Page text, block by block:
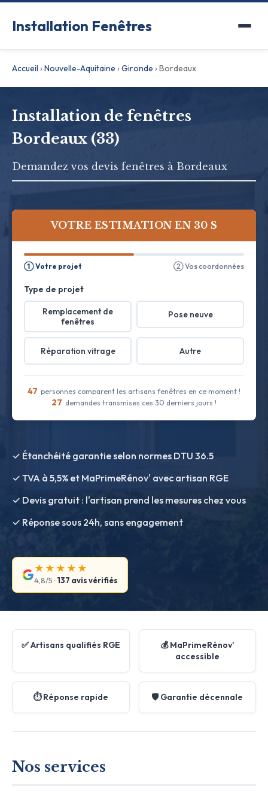
Installation Fenêtres
Accueil ›Nouvelle-Aquitaine ›Gironde ›Bordeaux
Installation de fenêtres
Bordeaux (33)
Demandez vos devis fenêtres à Bordeaux
VOTRE ESTIMATION EN 30 S
① Votre projet ② Vos coordonnées
Type de projet
Remplacement de
fenêtres
Pose neuve
Réparation vitrage Autre
47 personnes comparent les artisans fenêtres en ce moment !
27 demandes transmises ces 30 derniers jours !
✓ Étanchéité garantie selon normes DTU 36.5
✓ TVA à 5,5% et MaPrimeRénov' avec artisan RGE
✓ Devis gratuit : l'artisan prend les mesures chez vous
✓ Réponse sous 24h, sans engagement
★★★★★
4,8/5 · 137 avis vérifiés
✅ Artisans qualifiés RGE
💰 MaPrimeRénov'
accessible
⏱️ Réponse rapide 🛡️ Garantie décennale
Nos services